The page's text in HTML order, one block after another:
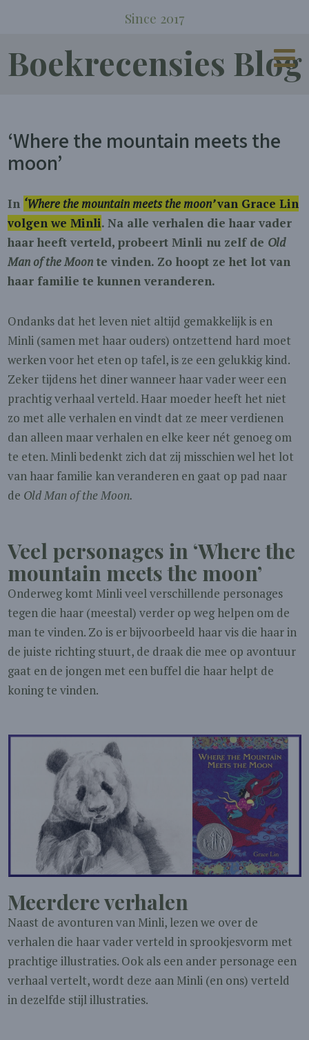
Since 2017
Boekrecensies Blog
‘Where the mountain meets the
moon’
In ‘Where the mountain meets the moon’van Grace Lin
volgen we Minli. Na alle verhalen die haar vader
haar heeft verteld, probeert Minli nu zelf de Old
Man of the Moon te vinden. Zo hoopt ze het lot van
haar familie te kunnen veranderen.
Ondanks dat het leven niet altijd gemakkelijk is en
Minli (samen met haar ouders) ontzettend hard moet
werken voor het eten op tafel, is ze een gelukkig kind.
Zeker tijdens het diner wanneer haar vader weer een
prachtig verhaal verteld. Haar moeder heeft het niet
zo met alle verhalen en vindt dat ze meer verdienen
dan alleen maar verhalen en elke keer nét genoeg om
te eten. Minli bedenkt zich dat zij misschien wel het lot
van haar familie kan veranderen en gaat op pad naar
de Old Man of the Moon.
Veel personages in ‘Where the
mountain meets the moon’
Onderweg komt Minli veel verschillende personages
tegen die haar (meestal) verder op weg helpen om de
man te vinden. Zo is er bijvoorbeeld haar vis die haar in
de juiste richting stuurt, de draak die mee op avontuur
gaat en de jongen met een buffel die haar helpt de
koning te vinden.
Meerdere verhalen
Naast de avonturen van Minli, lezen we over de
verhalen die haar vader verteld in sprookjesvorm met
prachtige illustraties. Ook als een ander personage een
verhaal vertelt, wordt deze aan Minli (en ons) verteld
in dezelfde stijl illustraties.